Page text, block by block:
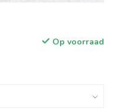
Op voorraad